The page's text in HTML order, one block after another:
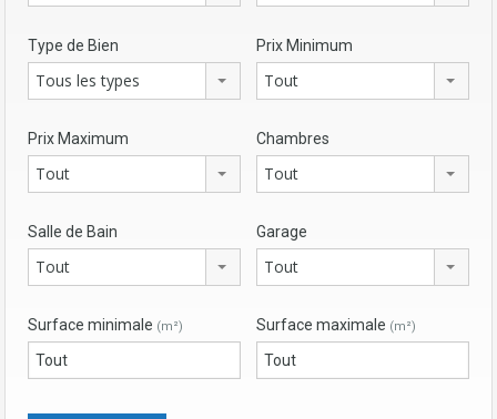
Type de Bien
Tous les types
Prix Minimum
Tout
Prix Maximum
Tout
Chambres
Tout
Salle de Bain
Tout
Garage
Tout
Surface minimale (m²) Surface maximale (m²)